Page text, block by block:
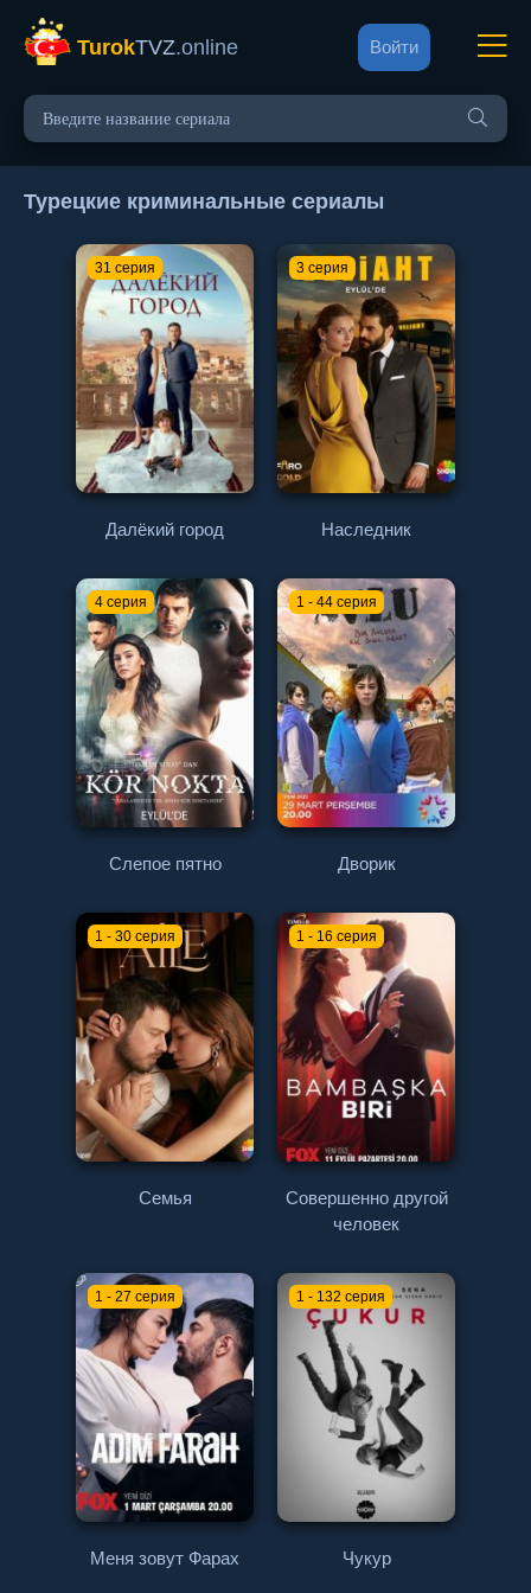
TurokTVZ.online Войти
Турецкие криминальные сериалы
31 серия
Далёкий город
3 серия
Наследник
4 серия
Слепое пятно
1 - 44 серия
Дворик
1 - 30 серия
Семья
1 - 16 серия
Совершенно другой
человек
1 - 27 серия
Меня зовут Фарах
1 - 132 серия
Чукур